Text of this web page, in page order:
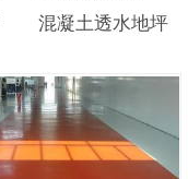
混凝土透水地坪